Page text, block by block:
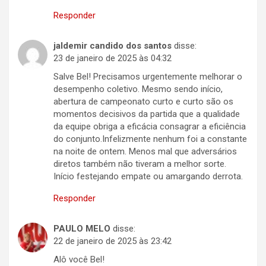
Responder
jaldemir candido dos santos disse:
23 de janeiro de 2025 às 04:32
Salve Bel! Precisamos urgentemente melhorar o
desempenho coletivo. Mesmo sendo início,
abertura de campeonato curto e curto são os
momentos decisivos da partida que a qualidade
da equipe obriga a eficácia consagrar a eficiência
do conjunto.Infelizmente nenhum foi a constante
na noite de ontem. Menos mal que adversários
diretos também não tiveram a melhor sorte.
Início festejando empate ou amargando derrota.
Responder
PAULO MELO disse:
22 de janeiro de 2025 às 23:42
Alô você Bel!